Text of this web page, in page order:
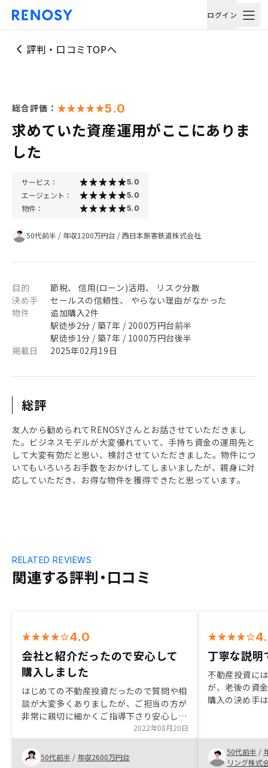
ログイン
評判・口コミTOPへ
総合評価： 5.0
求めていた資産運用がここにありま
した
サービス： 5.0
エージェント： 5.0
物件： 5.0
50代前半 / 年収1200万円台 /西日本旅客鉄道株式会社
目的
節税、 信用(ローン)活用、 リスク分散
決め手
セールスの信頼性、 やらない理由がなかった
物件
追加購入2件
駅徒歩2分 / 築7年 / 2000万円台前半
駅徒歩1分 / 築7年 / 1000万円台後半
掲載日
2025年02月19日
総評
友人から勧められてRENOSYさんとお話させていただきまし
た。ビジネスモデルが大変優れていて、手持ち資金の運用先と
して大変有効だと思い、検討させていただきました。物件につ
いてもいろいろお手数をおかけしてしまいましたが、親身に対
応していただき、お得な物件を獲得できたと思っています。
関連する評判・口コミ
RELATED REVIEWS
4.0
会社と紹介だったので安心して
購入しました
はじめての不動産投資だったので質問や相
談が大変多くありましたが、ご担当の方が
非常に親切に細かくご指導下さり安心して
取引ができました。他社と比較して安心で
きる会社だったのと、前職の同僚からの紹
介状だったのでその点も決め手でした。
2022年08月20日
50代前半 / 年収2600万円台
丁寧な説明
不動産投資に
が、老後の資
購入の決め手
方におすすめ
50代前半 /
リング株式